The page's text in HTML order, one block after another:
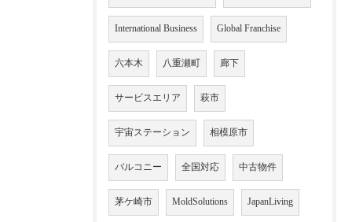
International Business Global Franchise
六本木 八重瀬町 廊下
サービスエリア 萩市
宇宙ステーション 相模原市
バルコニー 全国対応 中古物件
茅ケ崎市 MoldSolutions JapanLiving